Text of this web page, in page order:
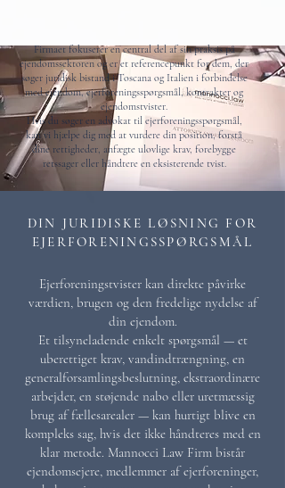
Firmaet fokuserer en central del af sin praksis på
ejendomssektoren og er et referencepunkt for dem, der
søger juridisk bistand i Toscana og Italien i forbindelse
med ejendom, ejerforeningsspørgsmål, kontrakter og
ejendomstvister.
Hvis du søger en advokat til ejerforeningsspørgsmål,
kan vi hjælpe dig med at vurdere din position, forstå
dine rettigheder, anfægte ulovlige krav, forebygge
retssager eller håndtere en eksisterende tvist.
DIN JURIDISKE LØSNING FOR
EJERFORENINGSSPØRGSMÅL
Ejerforeningstvister kan direkte påvirke
værdien, brugen og den fredelige nydelse af
din ejendom.
Et tilsyneladende enkelt spørgsmål — et
uberettiget krav, vandindtrængning, en
generalforsamlingsbeslutning, ekstraordinære
arbejder, en støjende nabo eller uretmæssig
brug af fællesarealer — kan hurtigt blive en
kompleks sag, hvis det ikke håndteres med en
klar metode. Mannocci Law Firm bistår
ejendomsejere, medlemmer af ejerforeninger,